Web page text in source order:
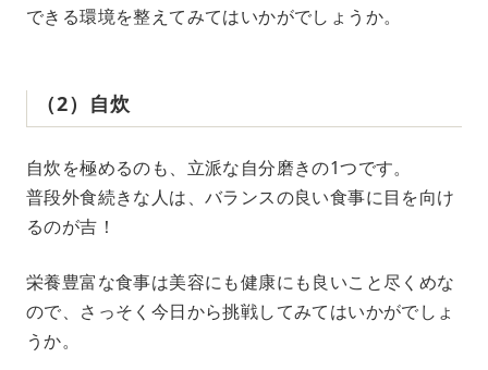
できる環境を整えてみてはいかがでしょうか。
（2）自炊
自炊を極めるのも、立派な自分磨きの1つです。
普段外食続きな人は、バランスの良い食事に目を向け
るのが吉！
栄養豊富な食事は美容にも健康にも良いこと尽くめな
ので、さっそく今日から挑戦してみてはいかがでしょ
うか。